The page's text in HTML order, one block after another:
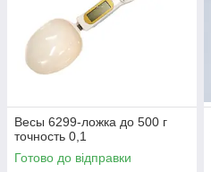
Весы 6299-ложка до 500 г
точность 0,1
Готово до відправки